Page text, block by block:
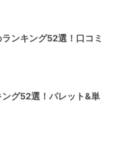
ンキング52選！口コミ
グ52選！パレット&単